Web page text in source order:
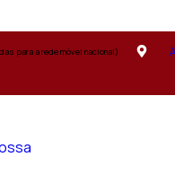
para a rede móvel nacional)